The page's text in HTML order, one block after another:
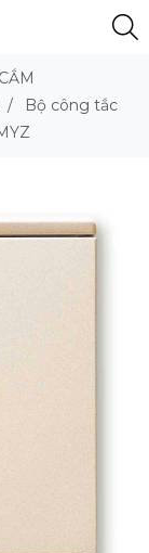
/
Bộ công tắc